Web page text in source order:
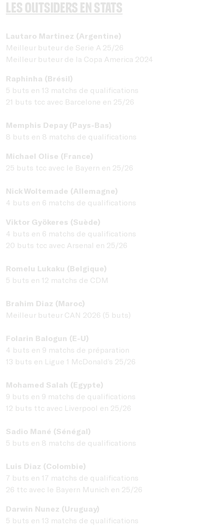
Les outsiders en stats
Lautaro Martinez (Argentine)
Meilleur buteur de Serie A 25/26
Meilleur buteur de la Copa America 2024
Raphinha (Brésil)
5 buts en 13 matchs de qualifications
21 buts tcc avec Barcelone en 25/26
Memphis Depay (Pays-Bas)
8 buts en 8 matchs de qualifications
Michael Olise (France)
25 buts tcc avec le Bayern en 25/26
Nick Woltemade (Allemagne)
4 buts en 6 matchs de qualifications
Viktor Gyökeres (Suède)
4 buts en 6 matchs de qualifications
20 buts tcc avec Arsenal en 25/26
Romelu Lukaku (Belgique)
5 buts en 12 matchs de CDM
Brahim Diaz (Maroc)
Meilleur buteur CAN 2026 (5 buts)
Folarin Balogun (E-U)
4 buts en 9 matchs de préparation
13 buts en Ligue 1 McDonald’s 25/26
Mohamed Salah (Egypte)
9 buts en 9 matchs de qualifications
12 buts ttc avec Liverpool en 25/26
Sadio Mané (Sénégal)
5 buts en 8 matchs de qualifications
Luis Diaz (Colombie)
7 buts en 17 matchs de qualifications
26 ttc avec le Bayern Munich en 25/26
Darwin Nunez (Uruguay)
5 buts en 13 matchs de qualifications